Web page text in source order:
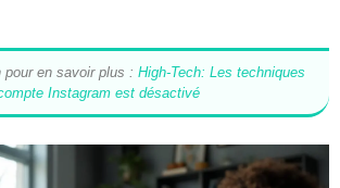
en savoir plus : High-Tech: Les techniques
Instagram est désactivé